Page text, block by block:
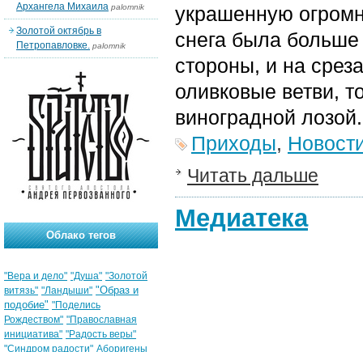
украшенную
снега была
стороны, и на
оливковые ветви,
виноградной лозой.
Приходы,
Читать дальше
Медиатека
Архангела Михаила palomnik
Золотой октябрь в
Петропавловке. palomnik
Облако тегов
"Вера и дело" "Душа" "Золотой
витязь" "Ландыши" "Образ и
подобие" "Поделись
Рождеством" "Православная
инициатива" "Радость веры"
"Синдром радости" Аборигены